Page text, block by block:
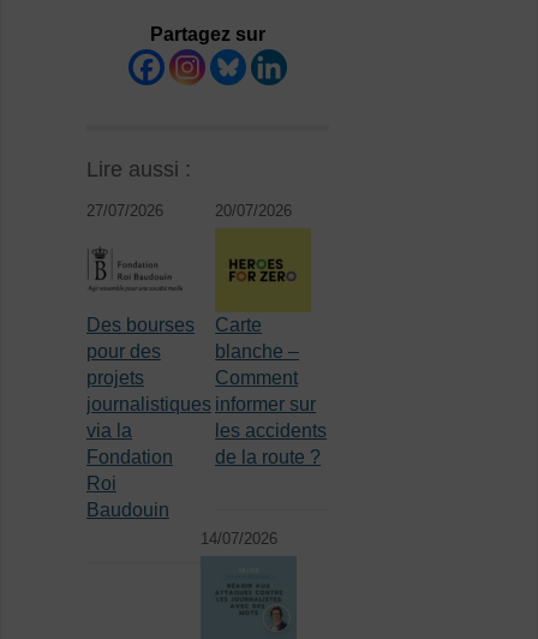
Partagez sur
Lire aussi :
27/07/2026
Des bourses
pour des
projets
journalistiques
via la
Fondation
Roi
Baudouin
20/07/2026
Carte
blanche –
Comment
informer sur
les accidents
de la route ?
14/07/2026